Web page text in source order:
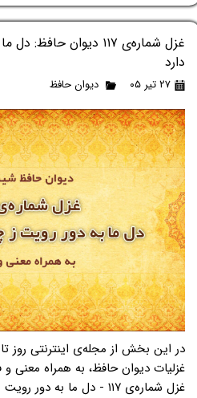
غزل شماره‌ی ۱۱۷ دیوان
دارد
۲۷ تیر ۰۵ دیوان حافظ
غزلیات دیوان حافظ، به همراه معنی
غزل شماره‌ی ۱۱۷ - دل ما به دور رویت ز چمن فراغ دارد